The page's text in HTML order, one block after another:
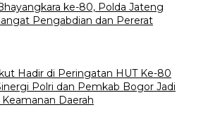
ke-80, Polda Jateng
Pengabdian dan Pererat
Hadir di Peringatan HUT Ke-80
Polri dan Pemkab Bogor Jadi
Daerah